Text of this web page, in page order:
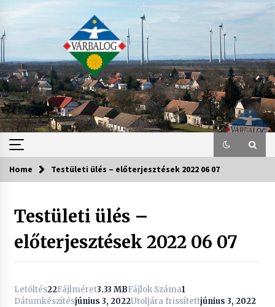
content
Home Testületi ülés – előterjesztések 2022 06 07
Testületi ülés –
előterjesztések 2022 06 07
Letöltés22Fájlméret3.33 MBFájlok Száma1
Dátumkészítésjúnius 3, 2022Utoljára frissítettjúnius 3, 2022